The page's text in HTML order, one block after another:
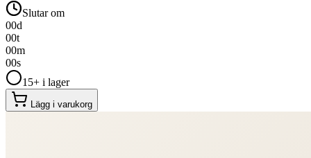
Slutar om
00d
00t
00m
00s
15+ i lager
Lägg i varukorg